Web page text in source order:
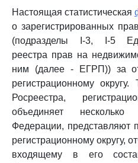
Настоящая статистическая
о зарегистрированных
(подразделы I-3, I-5
реестра прав на
ним (далее - ЕГРП)) за
регистрационному
Росреестра,
объединяет несколько
Федерации, представляют
регистрационному округу,
входящему в его